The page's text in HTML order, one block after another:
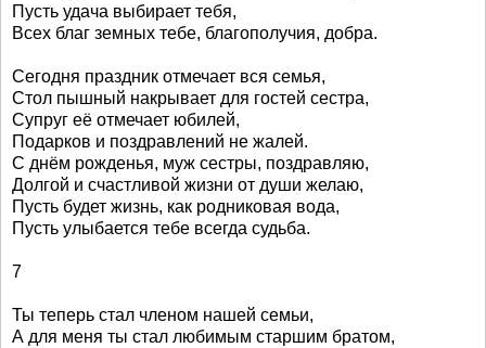
Пусть удача выбирает тебя,
Всех благ земных тебе, благополучия, добра.
Сегодня праздник отмечает вся семья,
Стол пышный накрывает для гостей сестра,
Супруг её отмечает юбилей,
Подарков и поздравлений не жалей.
С днём рожденья, муж сестры, поздравляю,
Долгой и счастливой жизни от души желаю,
Пусть будет жизнь, как родниковая вода,
Пусть улыбается тебе всегда судьба.
7
Ты теперь стал членом нашей семьи,
А для меня ты стал любимым старшим братом,